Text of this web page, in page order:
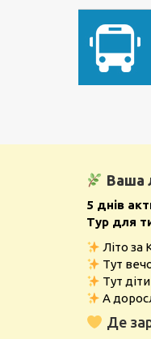
Ваша
5 днів
Тур для
Літо за
Тут
Тут
А
Де